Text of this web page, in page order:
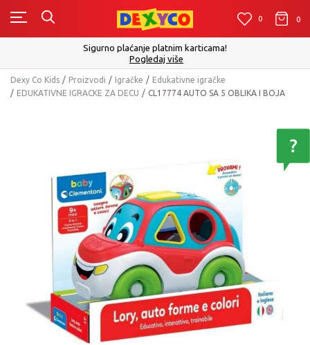
0 0
Sigurno plaćanje platnim karticama!
Pogledaj više
Dexy Co Kids Proizvodi Igračke
Edukativne igračke
EDUKATIVNE IGRACKE ZA DECU
CL17774 AUTO SA 5 OBLIKA I BOJA